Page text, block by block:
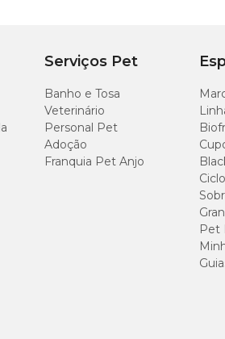
Serviços Pet
Banho e Tosa
Veterinário
Personal Pet
Adoção
Franquia Pet Anjo
Pet